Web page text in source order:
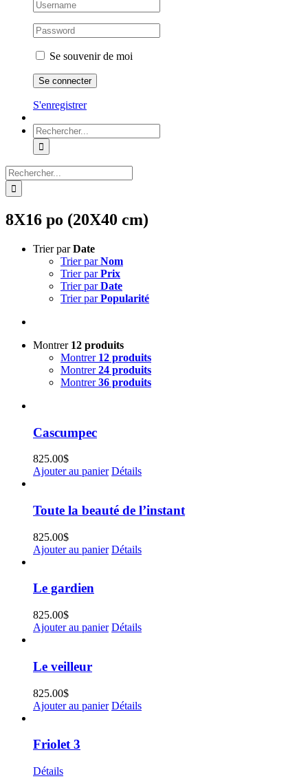
Se souvenir de moi
S'enregistrer
Rechercher:
Rechercher:
8X16 po (20X40 cm)
Trier parDate
Trier parNom
Trier parPrix
Trier parDate
Trier parPopularité
Montrer 12 produits
Montrer 12 produits
Montrer24 produits
Montrer36 produits
Cascumpec
825.00$
Ajouter au panier Détails
Toute la beauté de l’instant
825.00$
Ajouter au panier Détails
Le gardien
825.00$
Ajouter au panier Détails
Le veilleur
825.00$
Ajouter au panier Détails
Friolet 3
Détails